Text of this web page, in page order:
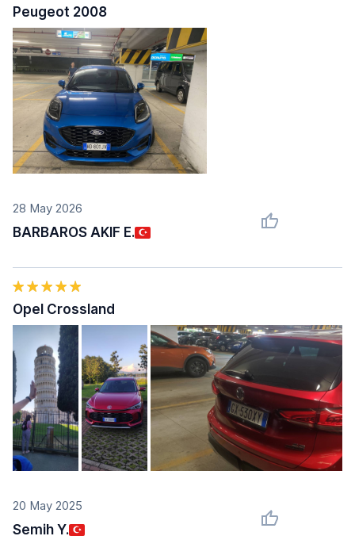
28 May 2026
BARBAROS AKIF E.
Peugeot 2008
20 May 2025
Semih Y.
Opel Crossland